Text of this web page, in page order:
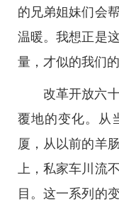
的兄弟姐妹们会
温暖。我想正是
量，才似的我们
改革开放六
覆地的变化。从
厦，从以前的羊
上，私家车川流
目。这一系列的